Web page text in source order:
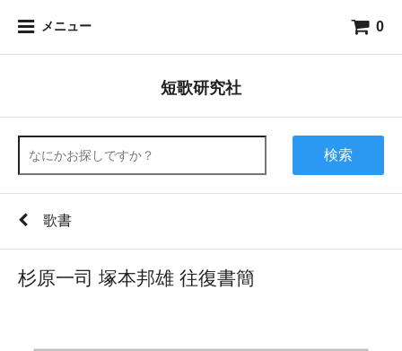
メニュー 0
短歌研究社
検索
歌書
杉原一司 塚本邦雄 往復書簡